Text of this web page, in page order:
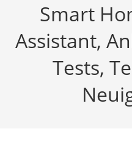
Smart
Assistant,
Tests,